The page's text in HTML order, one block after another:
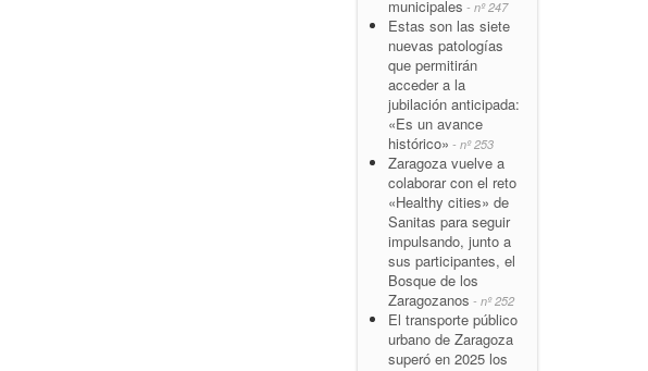
municipales - nº 247
Estas son las siete
nuevas patologías
que permitirán
acceder a la
jubilación anticipada:
«Es un avance
histórico» - nº 253
Zaragoza vuelve a
colaborar con el reto
«Healthy cities» de
Sanitas para seguir
impulsando, junto a
sus participantes, el
Bosque de los
Zaragozanos - nº 252
El transporte público
urbano de Zaragoza
superó en 2025 los